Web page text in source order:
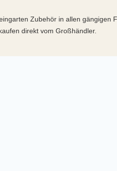
Zubehör in allen gängigen
direkt vom Großhändler.